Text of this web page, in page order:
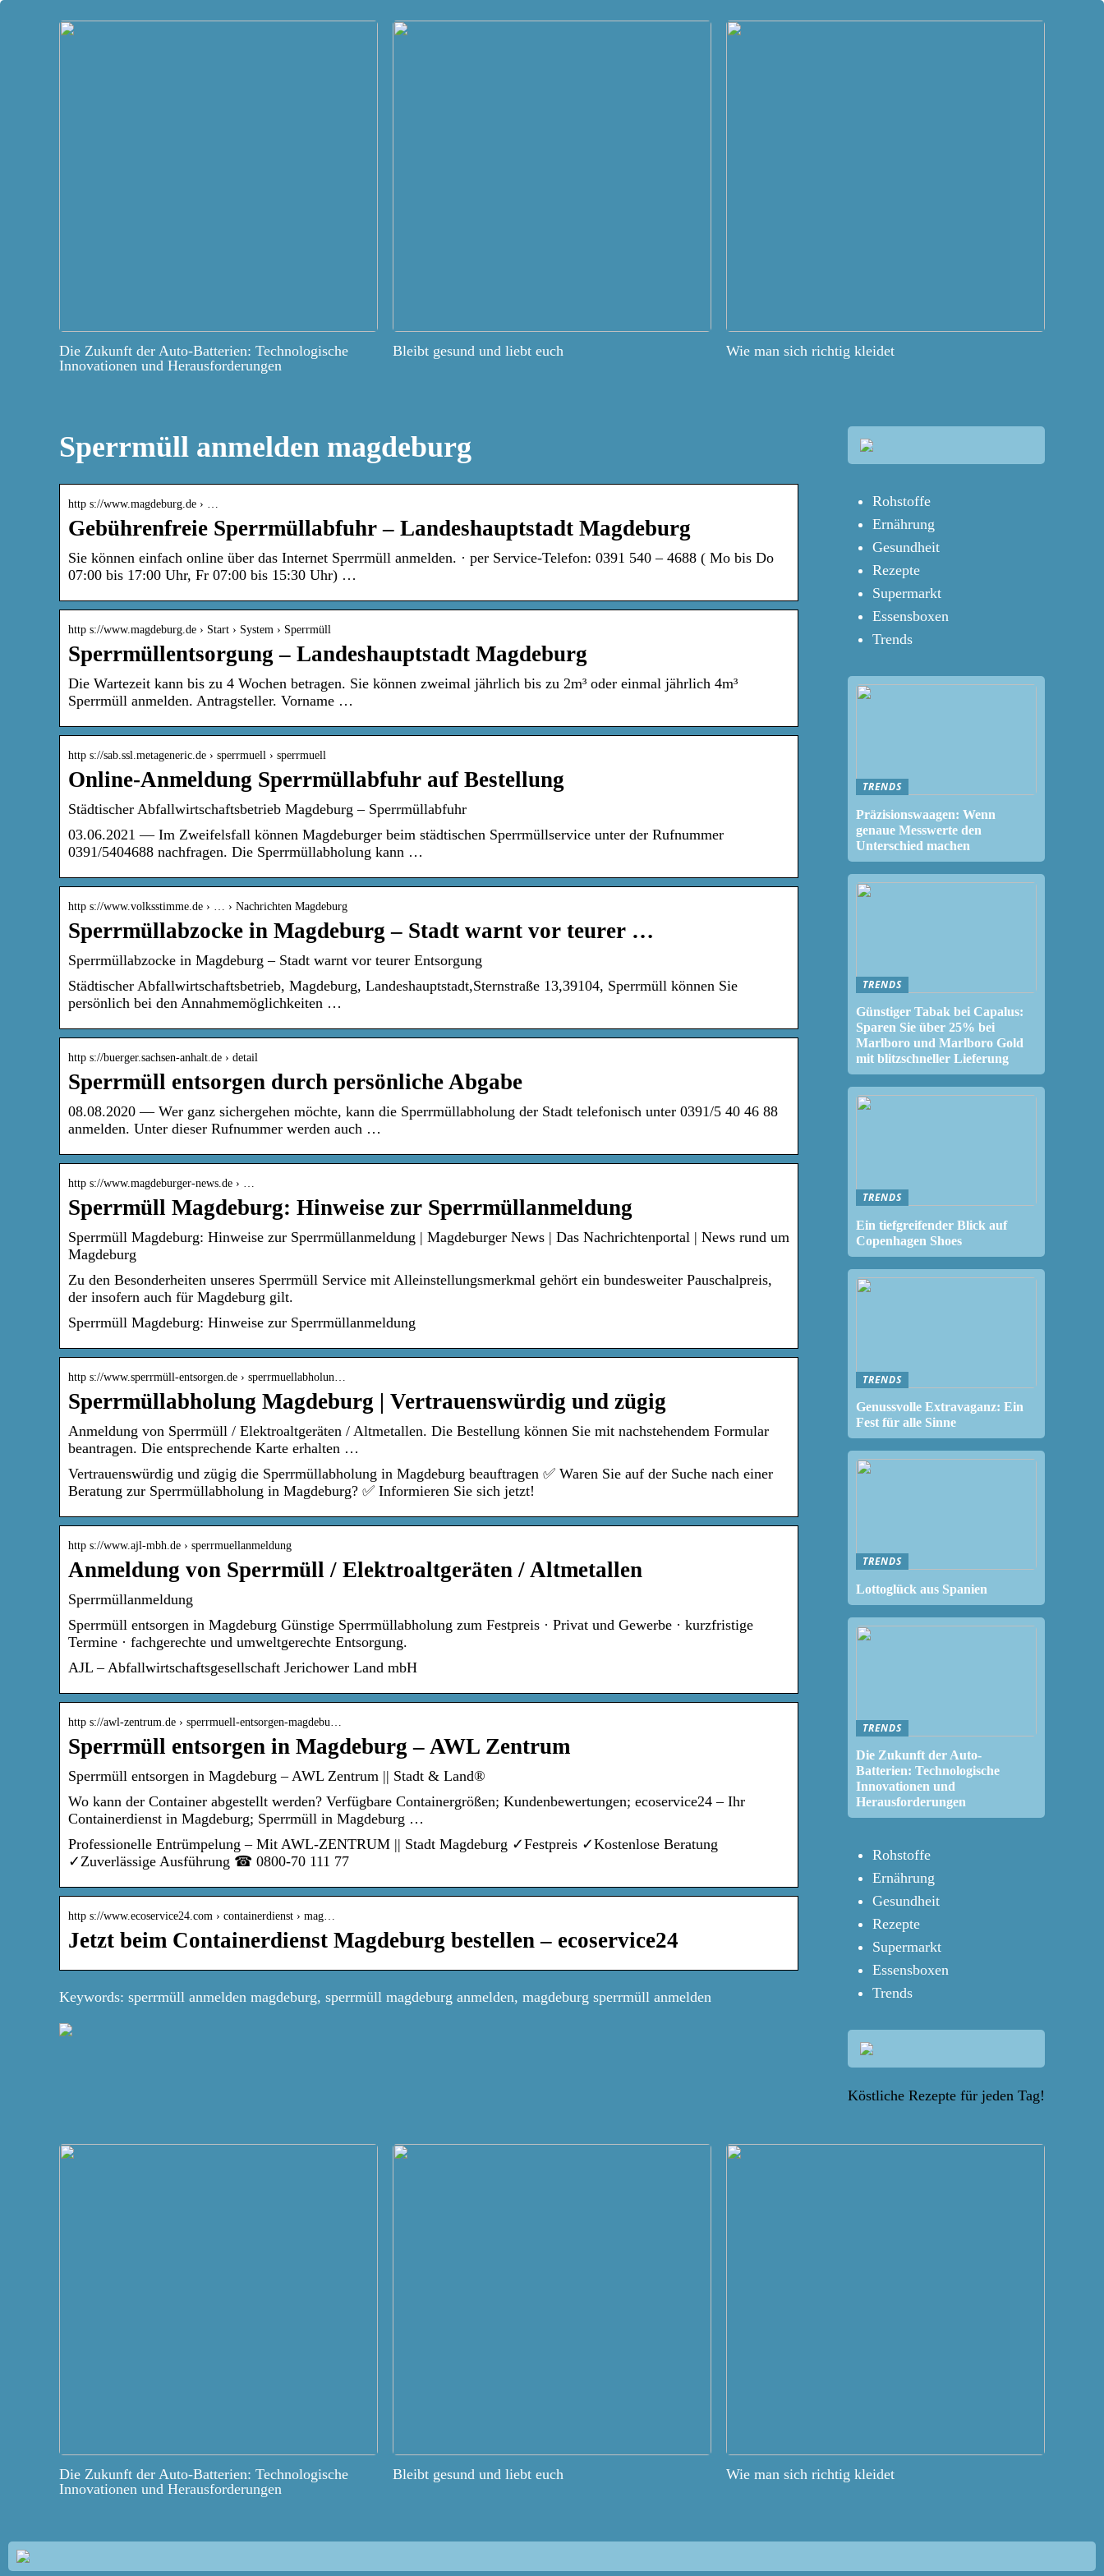
Die Zukunft der Auto-Batterien: Technologische
Innovationen und Herausforderungen
Bleibt gesund und liebt euch Wie man sich richtig kleidet
Sperrmüll anmelden magdeburg
http s://www.magdeburg.de › …
Gebührenfreie Sperrmüllabfuhr – Landeshauptstadt Magdeburg
Sie können einfach online über das Internet Sperrmüll anmelden. · per Service-Telefon: 0391 540 – 4688 ( Mo bis Do
07:00 bis 17:00 Uhr, Fr 07:00 bis 15:30 Uhr) …
http s://www.magdeburg.de › Start › System › Sperrmüll
Sperrmüllentsorgung – Landeshauptstadt Magdeburg
Die Wartezeit kann bis zu 4 Wochen betragen. Sie können zweimal jährlich bis zu 2m³ oder einmal jährlich 4m³
Sperrmüll anmelden. Antragsteller. Vorname …
http s://sab.ssl.metageneric.de › sperrmuell › sperrmuell
Online-Anmeldung Sperrmüllabfuhr auf Bestellung
Städtischer Abfallwirtschaftsbetrieb Magdeburg – Sperrmüllabfuhr
03.06.2021 — Im Zweifelsfall können Magdeburger beim städtischen Sperrmüllservice unter der Rufnummer
0391/5404688 nachfragen. Die Sperrmüllabholung kann …
http s://www.volksstimme.de › … › Nachrichten Magdeburg
Sperrmüllabzocke in Magdeburg – Stadt warnt vor teurer …
Sperrmüllabzocke in Magdeburg – Stadt warnt vor teurer Entsorgung
Städtischer Abfallwirtschaftsbetrieb, Magdeburg, Landeshauptstadt,Sternstraße 13,39104, Sperrmüll können Sie
persönlich bei den Annahmemöglichkeiten …
http s://buerger.sachsen-anhalt.de › detail
Sperrmüll entsorgen durch persönliche Abgabe
08.08.2020 — Wer ganz sichergehen möchte, kann die Sperrmüllabholung der Stadt telefonisch unter 0391/5 40 46 88
anmelden. Unter dieser Rufnummer werden auch …
http s://www.magdeburger-news.de › …
Sperrmüll Magdeburg: Hinweise zur Sperrmüllanmeldung
Sperrmüll Magdeburg: Hinweise zur Sperrmüllanmeldung | Magdeburger News | Das Nachrichtenportal | News rund um
Magdeburg
Zu den Besonderheiten unseres Sperrmüll Service mit Alleinstellungsmerkmal gehört ein bundesweiter Pauschalpreis,
der insofern auch für Magdeburg gilt.
Sperrmüll Magdeburg: Hinweise zur Sperrmüllanmeldung
http s://www.sperrmüll-entsorgen.de › sperrmuellabholun…
Sperrmüllabholung Magdeburg | Vertrauenswürdig und zügig
Anmeldung von Sperrmüll / Elektroaltgeräten / Altmetallen. Die Bestellung können Sie mit nachstehendem Formular
beantragen. Die entsprechende Karte erhalten …
Vertrauenswürdig und zügig die Sperrmüllabholung in Magdeburg beauftragen ✅ Waren Sie auf der Suche nach einer
Beratung zur Sperrmüllabholung in Magdeburg? ✅ Informieren Sie sich jetzt!
http s://www.ajl-mbh.de › sperrmuellanmeldung
Anmeldung von Sperrmüll / Elektroaltgeräten / Altmetallen
Sperrmüllanmeldung
Sperrmüll entsorgen in Magdeburg Günstige Sperrmüllabholung zum Festpreis · Privat und Gewerbe · kurzfristige
Termine · fachgerechte und umweltgerechte Entsorgung.
AJL – Abfallwirtschaftsgesellschaft Jerichower Land mbH
http s://awl-zentrum.de › sperrmuell-entsorgen-magdebu…
Sperrmüll entsorgen in Magdeburg – AWL Zentrum
Sperrmüll entsorgen in Magdeburg – AWL Zentrum || Stadt & Land®
Wo kann der Container abgestellt werden? Verfügbare Containergrößen; Kundenbewertungen; ecoservice24 – Ihr
Containerdienst in Magdeburg; Sperrmüll in Magdeburg …
Professionelle Entrümpelung – Mit AWL-ZENTRUM || Stadt Magdeburg ✓Festpreis ✓Kostenlose Beratung
✓Zuverlässige Ausführung ☎︎ 0800-70 111 77
http s://www.ecoservice24.com › containerdienst › mag…
Jetzt beim Containerdienst Magdeburg bestellen – ecoservice24
Keywords: sperrmüll anmelden magdeburg, sperrmüll magdeburg anmelden, magdeburg sperrmüll anmelden
Rohstoffe
Ernährung
Gesundheit
Rezepte
Supermarkt
Essensboxen
Trends
TRENDS
Präzisionswaagen: Wenn
genaue Messwerte den
Unterschied machen
TRENDS
Günstiger Tabak bei Capalus:
Sparen Sie über 25% bei
Marlboro und Marlboro Gold
mit blitzschneller Lieferung
TRENDS
Ein tiefgreifender Blick auf
Copenhagen Shoes
TRENDS
Genussvolle Extravaganz: Ein
Fest für alle Sinne
TRENDS
Lottoglück aus Spanien
TRENDS
Die Zukunft der Auto-
Batterien: Technologische
Innovationen und
Herausforderungen
Rohstoffe
Ernährung
Gesundheit
Rezepte
Supermarkt
Essensboxen
Trends
Köstliche Rezepte für jeden Tag!
Die Zukunft der Auto-Batterien: Technologische
Innovationen und Herausforderungen
Bleibt gesund und liebt euch Wie man sich richtig kleidet